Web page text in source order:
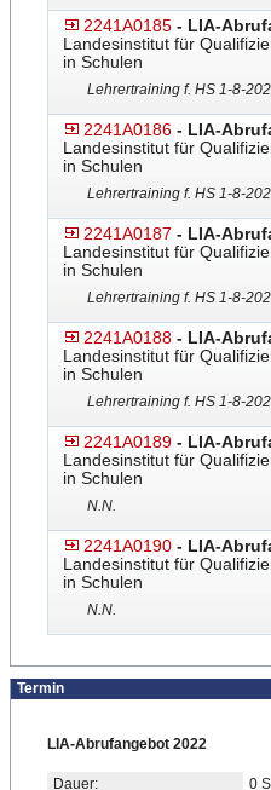
2241A0185 - LIA-
Landesinstitut für
in Schulen
Lehrertraining f. HS 1-8-
2241A0186 - LIA-
Landesinstitut für
in Schulen
Lehrertraining f. HS 1-8-
2241A0187 - LIA-
Landesinstitut für
in Schulen
Lehrertraining f. HS 1-8-
2241A0188 - LIA-
Landesinstitut für
in Schulen
Lehrertraining f. HS 1-8-
2241A0189 - LIA-
Landesinstitut für
in Schulen
N.N.
2241A0190 - LIA-
Landesinstitut für
in Schulen
N.N.
Termin
LIA-Abrufangebot 2022
Dauer: 0